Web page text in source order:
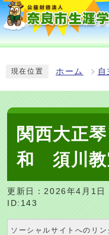
現在位置 ホーム
関西大正
和 須川教
更新日：2026年4月1日
ID:143
ソーシャルサイトへのリ